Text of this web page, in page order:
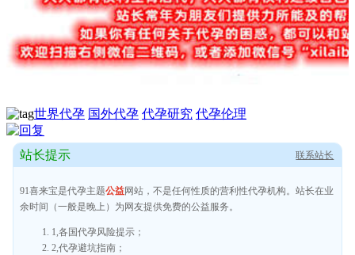
世界代孕 国外代孕 代孕研究 代孕伦理
站长提示
91喜来宝是代孕主题公益网站，不是任何性质的营利性代孕机构。站长在业
余时间（一般是晚上）为网友提供免费的公益服务。
1,各国代孕风险提示；
2,代孕避坑指南；
联系站长